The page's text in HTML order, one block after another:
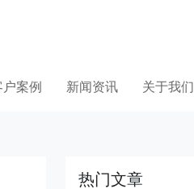
户案例 新闻资讯 关于我们
热门文章